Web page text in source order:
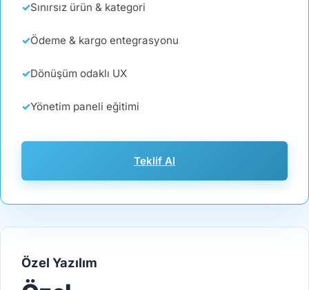
Sınırsız ürün & kategori
Ödeme & kargo entegrasyonu
Dönüşüm odaklı UX
Yönetim paneli eğitimi
Teklif Al
Özel Yazılım